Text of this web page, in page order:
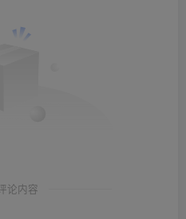
论内容